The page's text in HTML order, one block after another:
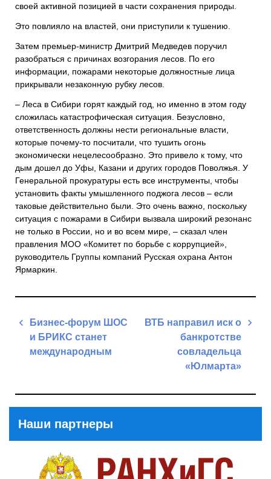
своей активной позицией в части сохранения природы.
Это повлияло на властей, они приступили к тушению.
Затем премьер-министр Дмитрий Медведев поручил
разобраться с причинах возгорания лесов. По его
информации, пожарами некоторые должностные лица
прикрывали незаконную рубку лесов.
– Леса в Сибири горят каждый год, но именно в этом году
сложилась катастрофическая ситуация. Безусловно,
ответственность должны нести региональные власти,
которые почему-то посчитали, что тушить огонь
экономически нецелесообразно. Это привело к тому, что
дым дошел до Уфы, Казани и других городов Поволжья. У
Генеральной прокуратуры есть все инструменты, чтобы
установить факты умышленного поджога лесов – если
таковые действительно были. Это очень важно, поскольку
ситуация с пожарами в Сибири вызвала широкий резонанс
не только в России, но и во всем мире, – сказал член
правления МОО «Комитет по борьбе с коррупцией»,
руководитель Группы компаний Русская охрана Антон
Ярмаркин.
Навигация
записям
Бизнес-форум ШОС
и БРИКС станет
международным
ВТБ направил иск о
банкротстве
совладельца
«Юлмарта»
Наши партнеры